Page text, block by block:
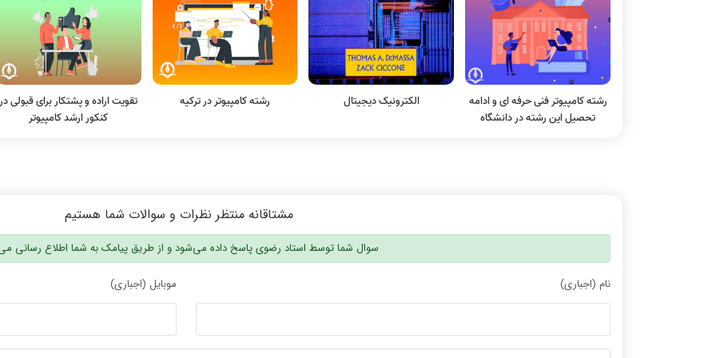
رشته کامپیوتر فنی حرفه ای و ادامه
تحصیل این رشته در دانشگاه
الکترونیک دیجیتال رشته کامپیوتر در ترکیه
تقویت اراده و پشتکار برای قبولی در
کنکور ارشد کامپیوتر
مشتاقانه منتظر نظرات و سوالات شما هستیم
سوال شما توسط استاد رضوی پاسخ داده می‌شود و از طریق پیامک به شما اطلاع رسانی
نام (اجباری) موبایل (اجباری)